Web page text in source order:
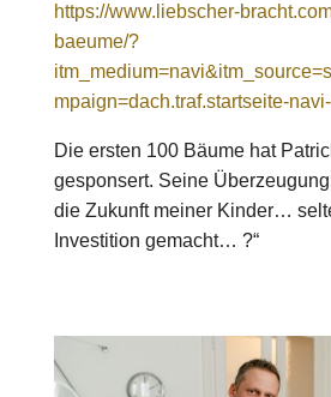
https://www.liebscher-
baeume/?
mpaign=dach.traf.startseite-
Die ersten 100 Bäume hat
gesponsert. Seine
die Zukunft meiner Kinder…
Investition gemacht… ?“